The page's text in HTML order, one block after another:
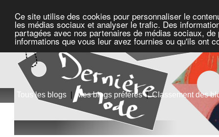
Ce site utilise des cookies pour personnaliser le
les médias sociaux et analyser le trafic. Des
partagées avec nos partenaires de médias sociaux,
informations que vous leur avez fournies ou qu'ils ont
Tous les blogs | Mes blogs préférés|Classement des